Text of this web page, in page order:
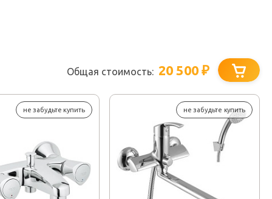
Общая стоимость: 20 500₽
не забудьте купить не забудьте купить